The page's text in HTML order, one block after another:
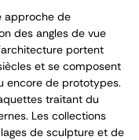
approche de
des angles de vue
portent
et se composent
encore de prototypes.
traitant du
Les collections
de sculpture et de